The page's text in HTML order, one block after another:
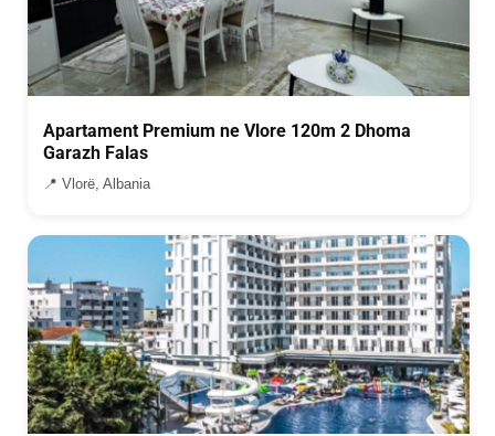
Apartament Premium ne Vlore 120m 2 Dhoma
Garazh Falas
📍 Vlorë, Albania